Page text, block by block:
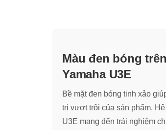
Màu đen bóng
Yamaha U3E
Bề mặt đen bóng tinh xảo
trị vượt trội của sản phẩm.
U3E mang đến trải nghiệm